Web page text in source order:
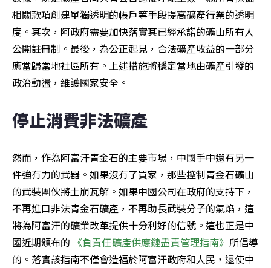
相關款項創建單獨透明的帳戶等手段提高礦產行業的透明
度。其次，阿政府需要加快落實其已經承諾的礦山所有人
公開註冊制。最後，為公正起見，合法礦產收益的一部分
應當歸當地社區所有。上述措施將穩定當地由礦產引發的
政治動盪，維護國家安全。
停止消費非法礦產
然而，作為阿富汗青金石的主要市場，中國手中還有另一
件強有力的武器。如果沒有了買家，那些控制青金石礦山
的武裝團伙將土崩瓦解。如果中國公司在政府的支持下，
不再進口非法青金石礦產，不再助長武裝分子的氣焰，這
將為阿富汗的礦業改革提供十分利好的信號。這也正是中
國近期頒布的 《負責任礦產供應鏈盡責管理指南》 所倡導
的。落實該指南不僅會造福於阿富汗政府和人民，還使中